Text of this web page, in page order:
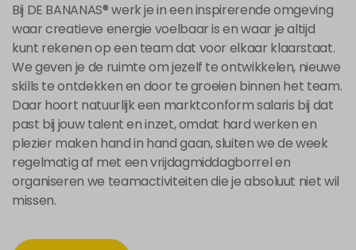
Bij DE BANANAS® werk je in een inspirerende omgeving
waar creatieve energie voelbaar is en waar je altijd
kunt rekenen op een team dat voor elkaar klaarstaat.
We geven je de ruimte om jezelf te ontwikkelen, nieuwe
skills te ontdekken en door te groeien binnen het team.
Daar hoort natuurlijk een marktconform salaris bij dat
past bij jouw talent en inzet, omdat hard werken en
plezier maken hand in hand gaan, sluiten we de week
regelmatig af met een vrijdagmiddagborrel en
organiseren we teamactiviteiten die je absoluut niet wil
missen.